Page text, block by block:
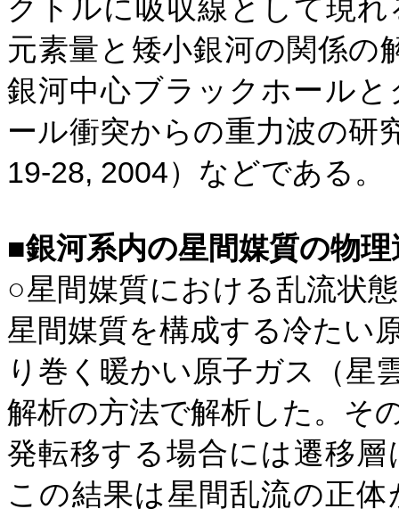
クトルに吸収線として現
元素量と矮小銀河の関係の
銀河中心ブラックホール
ール衝突からの重力波の研
19-28, 2004）などである。
■銀河系内の星間媒質の物
○星間媒質における乱流状
星間媒質を構成する冷たい
り巻く暖かい原子ガス（星
解析の方法で解析した。そ
発転移する場合には遷移
この結果は星間乱流の正